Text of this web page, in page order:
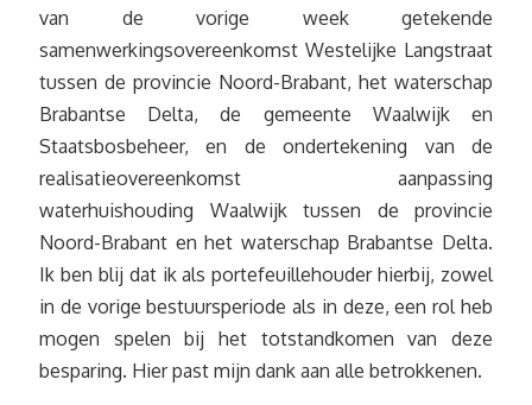
van de vorige week getekende
samenwerkingsovereenkomst Westelijke Langstraat
tussen de provincie Noord-Brabant, het waterschap
Brabantse Delta, de gemeente Waalwijk en
Staatsbosbeheer, en de ondertekening van de
realisatieovereenkomst aanpassing
waterhuishouding Waalwijk tussen de provincie
Noord-Brabant en het waterschap Brabantse Delta.
Ik ben blij dat ik als portefeuillehouder hierbij, zowel
in de vorige bestuursperiode als in deze, een rol heb
mogen spelen bij het totstandkomen van deze
besparing. Hier past mijn dank aan alle betrokkenen.